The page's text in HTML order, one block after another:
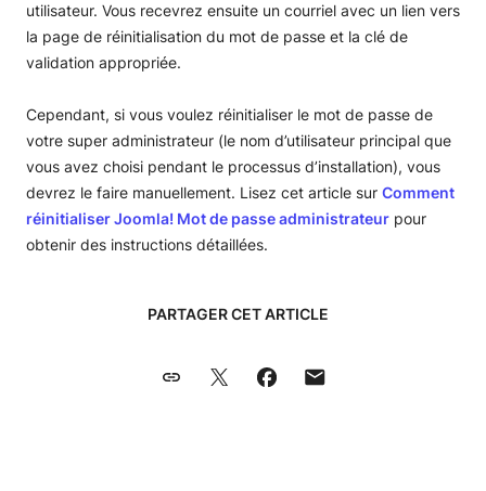
utilisateur. Vous recevrez ensuite un courriel avec un lien vers
la page de réinitialisation du mot de passe et la clé de
validation appropriée.
Cependant, si vous voulez réinitialiser le mot de passe de
votre super administrateur (le nom d’utilisateur principal que
vous avez choisi pendant le processus d’installation), vous
devrez le faire manuellement. Lisez cet article sur Comment
réinitialiser Joomla! Mot de passe administrateur pour
obtenir des instructions détaillées.
PARTAGER CET ARTICLE